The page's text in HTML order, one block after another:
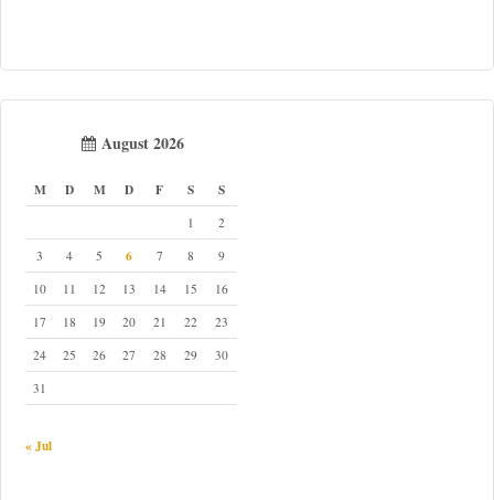
August 2026
M D M D F S S
1
2
3
4 5 6 7 8
9
10
11 12 13 14 15
16
17
18 19 20 21 22
23
24
25 26 27 28 29
30
31
« Jul